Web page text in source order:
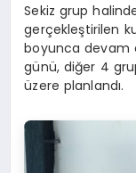
Sekiz grup
gerçekleştirilen
boyunca devam
günü, diğer 4
üzere planlandı.